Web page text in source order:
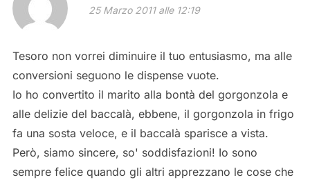
25 Marzo 2011 alle 12:19
Tesoro non vorrei diminuire il tuo entusiasmo, ma alle
conversioni seguono le dispense vuote.
Io ho convertito il marito alla bontà del gorgonzola e
alle delizie del baccalà, ebbene, il gorgonzola in frigo
fa una sosta veloce, e il baccalà sparisce a vista.
Però, siamo sincere, so' soddisfazioni! Io sono
sempre felice quando gli altri apprezzano le cose che